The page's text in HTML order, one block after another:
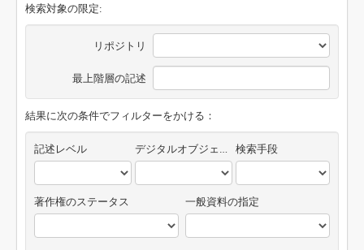
検索対象の限定:
リポジトリ
最上階層の記述
結果に次の条件でフィルターをかける：
記述レベル デジタルオブジェクトの有無 検索手段
著作権のステータス 一般資料の指定